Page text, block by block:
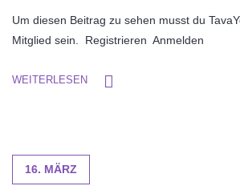
Um diesen Beitrag zu sehen musst du
Mitglied sein. Registrieren Anmelden
WEITERLESEN
16. MÄRZ